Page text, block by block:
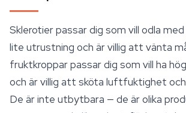
Sklerotier passar dig som vill odla
lite utrustning och är villig att vänta
fruktkroppar passar dig som vill ha
och är villig att sköta luftfuktighet
De är inte utbytbara — de är olika